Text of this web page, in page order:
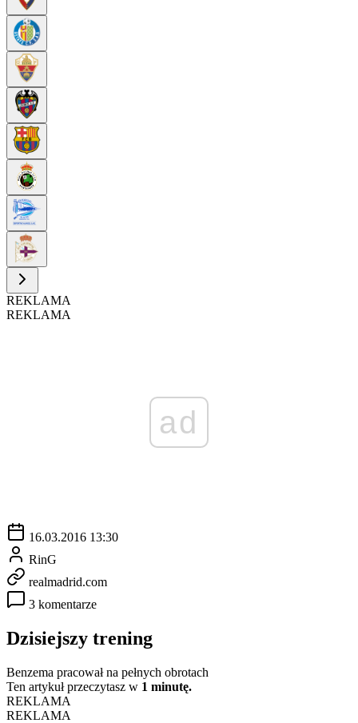
REKLAMA
REKLAMA
ad
16.03.2016 13:30
RinG
realmadrid.com
3 komentarze
Dzisiejszy trening
Benzema pracował na pełnych obrotach
Ten artykuł przeczytasz w 1 minutę.
REKLAMA
REKLAMA